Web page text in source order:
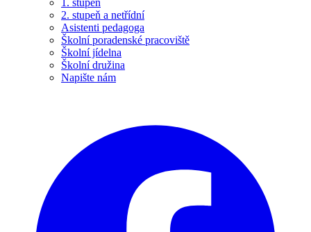
1. stupeň
2. stupeň a netřídní
Asistenti pedagoga
Školní poradenské pracoviště
Školní jídelna
Školní družina
Napište nám